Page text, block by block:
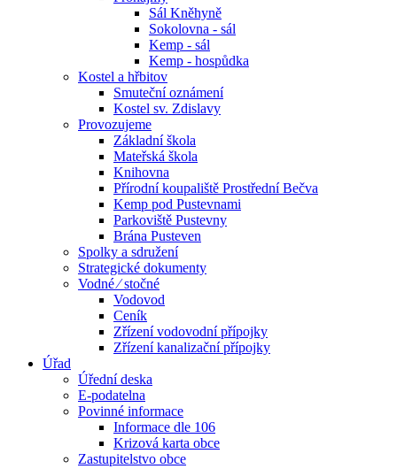
Sál Kněhyně
Sokolovna - sál
Kemp - sál
Kemp - hospůdka
Kostel a hřbitov
Smuteční oznámení
Kostel sv. Zdislavy
Provozujeme
Základní škola
Mateřská škola
Knihovna
Přírodní koupaliště Prostřední Bečva
Kemp pod Pustevnami
Parkoviště Pustevny
Brána Pusteven
Spolky a sdružení
Strategické dokumenty
Vodné ⁄ stočné
Vodovod
Ceník
Zřízení vodovodní přípojky
Zřízení kanalizační přípojky
Úřad
Úřední deska
E-podatelna
Povinné informace
Informace dle 106
Krizová karta obce
Zastupitelstvo obce